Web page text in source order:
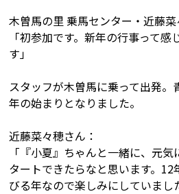
木曽馬の里 乗馬センター・近藤菜
「初参加です。新年の行事って
す」
スタッフが木曽馬に乗って出発。
年の始まりとなりました。
近藤菜々穂さん：
「『小夏』ちゃんと一緒に、元
タートできたらなと思います。
びる年なので楽しみにしていまし